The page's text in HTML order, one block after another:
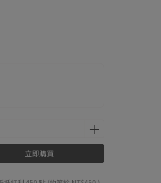
立即購買